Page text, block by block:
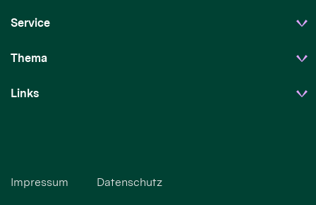
Service
Thema
Links
Impressum Datenschutz